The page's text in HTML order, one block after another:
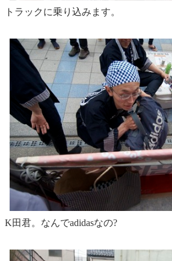
トラックに乗り込みます。
K田君。なんでadidasなの?